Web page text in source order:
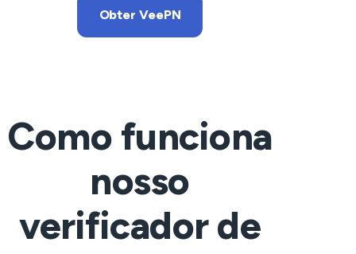
Obter VeePN
Como funciona
nosso
verificador de